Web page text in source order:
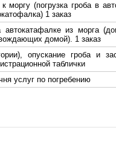
моргу (погрузка гроба в
1 заказ
автокатафалке из морга
домой). 1 заказ
опускание гроба и
таблички
услуг по погребению